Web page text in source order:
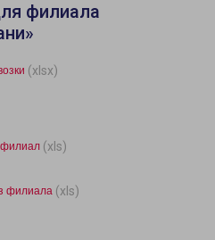
филиала
(xlsx)
филиал (xls)
филиала (xls)